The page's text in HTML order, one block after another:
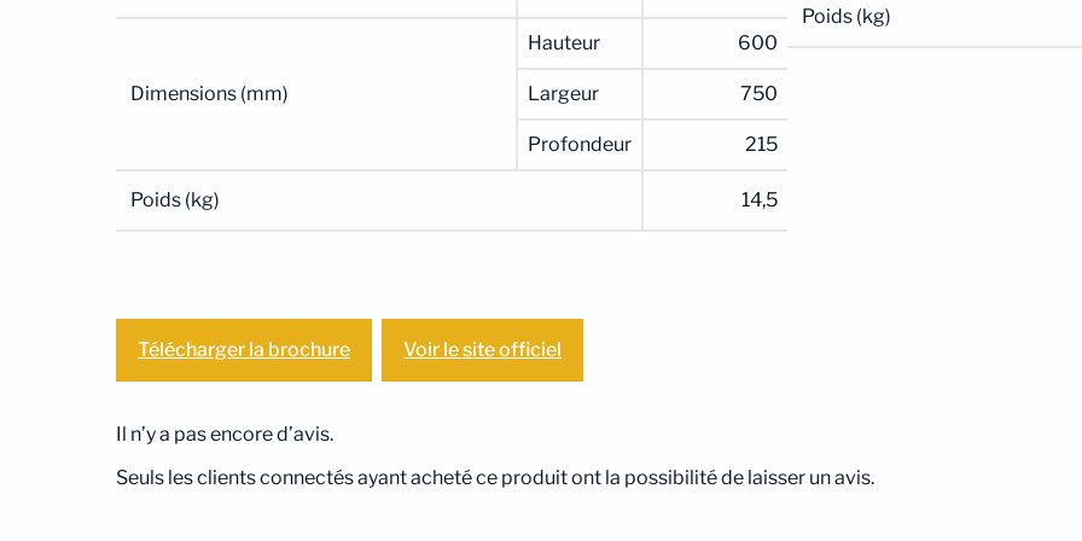
Dimensions (mm)
Hauteur 600
Largeur 750
Profondeur 215
Poids (kg) 14,5
Poids (kg)
Télécharger la brochure Voir le site officiel
Il n’y a pas encore d’avis.
Seuls les clients connectés ayant acheté ce produit ont la possibilité de laisser un avis.